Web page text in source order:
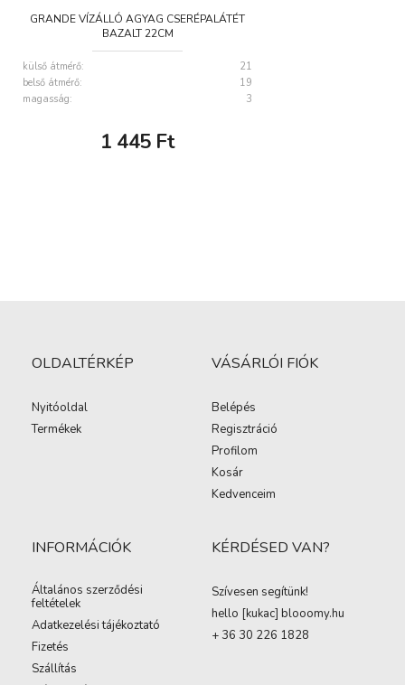
GRANDE VÍZÁLLÓ AGYAG CSERÉPALÁTÉT
BAZALT 22CM
külső átmérő:
21
belső átmérő:
19
magasság:
3
1 445Ft
OLDALTÉRKÉP
Nyitóoldal
Termékek
VÁSÁRLÓI FIÓK
Belépés
Regisztráció
Profilom
Kosár
Kedvenceim
INFORMÁCIÓK
Általános szerződési
feltételek
Adatkezelési tájékoztató
Fizetés
Szállítás
KÉRDÉSED VAN?
Szívesen segítünk!
hello [kukac] blooomy.hu
+ 36 30 226 1828